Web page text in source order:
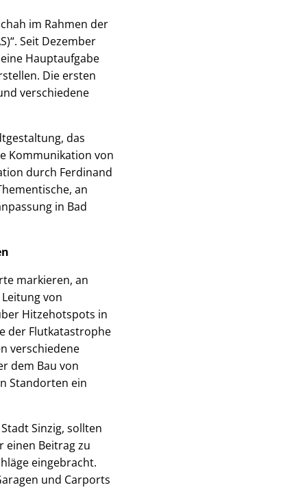
im Rahmen der
Seit Dezember
Hauptaufgabe
Die ersten
verschiedene
das
Kommunikation von
durch Ferdinand
an
in Bad
markieren, an
von
Hitzehotspots in
der Flutkatastrophe
verschiedene
dem Bau von
Standorten ein
Sinzig, sollten
einen Beitrag zu
eingebracht.
und Carports